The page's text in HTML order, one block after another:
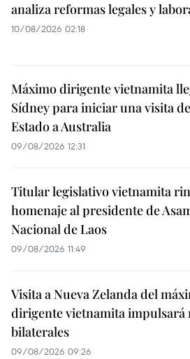
analiza reformas legales y
10/08/2026 02:18
Máximo dirigente vietnamita
Sídney para iniciar una visita de
Estado a Australia
09/08/2026 12:31
Titular legislativo vietnamita
homenaje al presidente de
Nacional de Laos
09/08/2026 11:49
Visita a Nueva Zelanda del
dirigente vietnamita impulsará
bilaterales
09/08/2026 09:26